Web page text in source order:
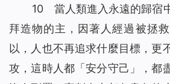
10 當人類進入永遠的歸宿
拜造物的主，因著人經過被拯
以，人也不再追求什麼目標，更
攻，這時人都「安分守己」，都